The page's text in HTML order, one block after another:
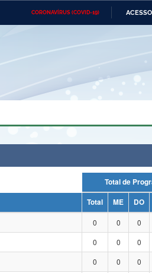
CORONAVÍRUS (COVID-19)
Ministério das
do Desenvolvimento
Geral da União Banco Central do
Total ME DO
0 0 0
0 0 0
0 0 0